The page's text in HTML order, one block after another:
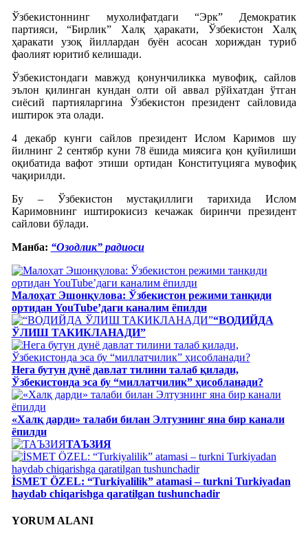
Ўзбекистоннинг мухолифатдаги “Эрк” Демократик
партияси, “Бирлик” Халқ ҳаракати, Ўзбекистон Халқ
ҳаракати узоқ йиллардан буён асосан хориждан туриб
фаолият юритиб келишади.
Ўзбекистондаги мавжуд қонунчиликка мувофиқ, сайлов
эълон қилинган кундан олти ой аввал рўйхатдан ўтган
сиёсий партияларгина Ўзбекистон президент сайловида
иштирок эта олади.
4 декабр кунги сайлов президент Ислом Каримов шу
йилнинг 2 сентябр куни 78 ёшида миясига қон қуйилиши
оқибатида вафот этиши ортидан Конституцияга мувофиқ
чақирилди.
Бу – Ўзбекистон мустақиллиги тарихида Ислом
Каримовнинг иштирокисиз кечажак биринчи президент
сайлови бўлади.
Манба: “Озодлик” радиоси
Малоҳат Эшонқулова: Ўзбекистон режими танқиди
ортидан YouTube’даги каналим ёпилди
“ВОДИЙДА
ЎЛИШ ТАКИКЛАНАДИ”
Нега бутун дунё давлат тилини талаб қилади,
Ўзбекистонда эса бу “миллатчилик” ҳисобланади?
«Халқ дарди» талаби билан Элтузнинг яна бир канали
ёпилди
ТАЪЗИЯ
İSMET ÖZEL: “Turkiyalilik” atamasi – turkni Turkiyadan
haydab chiqarishga qaratilgan tushunchadir
YORUM ALANI